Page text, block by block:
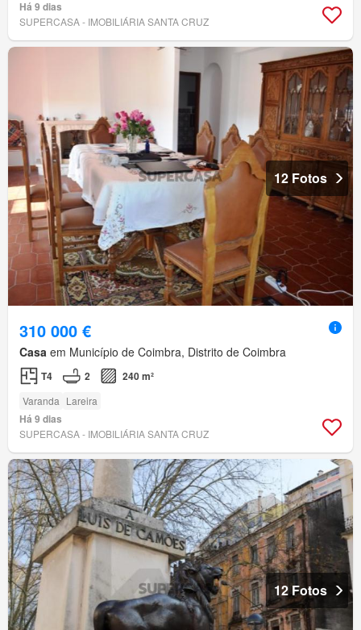
Há 9 dias
SUPERCASA - IMOBILIÁRIA SANTA CRUZ
12 Fotos
310 000 €
Casa em Município de Coimbra, Distrito de Coimbra
T4 2 240 m²
Varanda Lareira
Há 9 dias
SUPERCASA - IMOBILIÁRIA SANTA CRUZ
12 Fotos